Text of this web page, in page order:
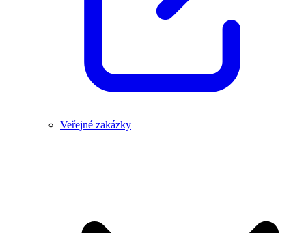
Veřejné zakázky